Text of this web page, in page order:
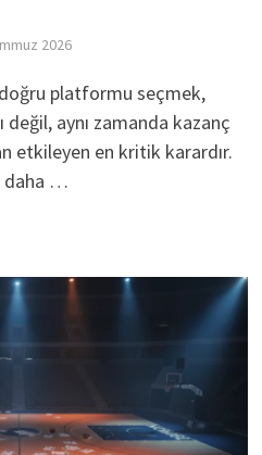
2026
doğru platformu seçmek,
değil, aynı zamanda kazanç
etkileyen en kritik karardır.
daha …